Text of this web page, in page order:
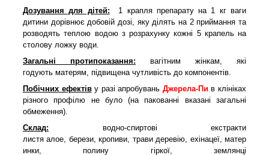
Дозування для дітей: 1 крапля препарату на 1 кг ваги
дитини дорівнює добовій дозі, яку ділять на 2 приймання та
розводять теплою водою з розрахунку кожні 5 крапель на
столову ложку води.
Загальні протипоказання: вагітним жінкам, які
годують матерям, підвищена чутливість до компонентів.
Побічних ефектів у разі апробувань Джерела-Пив клініках
різного профілю не було (на пакованні вказані загальні
обмеження).
Склад:
водно-спиртові екстракти
листя алое берези,кропиви трави деревію ехінацеї,матер
инки ,полину гіркої,землянці